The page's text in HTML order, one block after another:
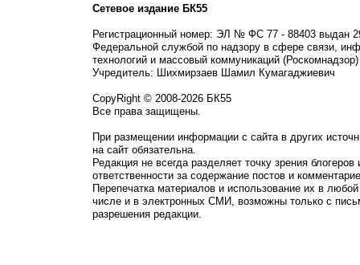
Сетевое издание БК55
Регистрационный номер: ЭЛ № ФС 77 - 88403 выдан
Федеральной службой по надзору в сфере связи,
технологий и массовый коммуникаций (Роскомнадзор)
Учредитель: Шихмирзаев Шамил Кумагаджиевич
CopyRight © 2008-2026 БК55
Все права защищены.
При размещении информации с сайта в других
на сайт обязательна.
Редакция не всегда разделяет точку зрения блогеров
ответственности за содержание постов и
Перепечатка материалов и использование их в
числе и в электронных СМИ, возможны только с
разрешения редакции.